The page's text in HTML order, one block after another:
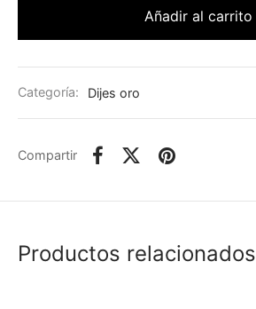
Añadir al carrito
Categoría: Dijes oro
Compartir
Productos relacionados